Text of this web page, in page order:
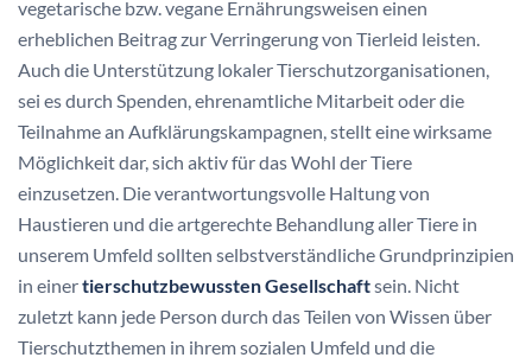
vegetarische bzw. vegane Ernährungsweisen einen
erheblichen Beitrag zur Verringerung von Tierleid leisten.
Auch die Unterstützung lokaler Tierschutzorganisationen,
sei es durch Spenden, ehrenamtliche Mitarbeit oder die
Teilnahme an Aufklärungskampagnen, stellt eine wirksame
Möglichkeit dar, sich aktiv für das Wohl der Tiere
einzusetzen. Die verantwortungsvolle Haltung von
Haustieren und die artgerechte Behandlung aller Tiere in
unserem Umfeld sollten selbstverständliche Grundprinzipien
in einertierschutzbewussten Gesellschaftsein. Nicht
zuletzt kann jede Person durch das Teilen von Wissen über
Tierschutzthemen in ihrem sozialen Umfeld und die